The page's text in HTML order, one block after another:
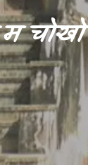
म